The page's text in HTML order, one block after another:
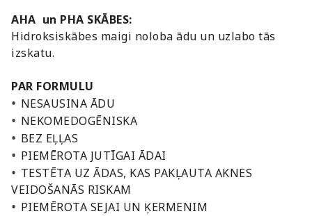
AHA un PHA SKĀBES:
Hidroksiskābes maigi noloba ādu un uzlabo tās
izskatu.
PAR FORMULU
• NESAUSINA ĀDU
• NEKOMEDOGĒNISKA
• BEZ EĻĻAS
• PIEMĒROTA JUTĪGAI ĀDAI
• TESTĒTA UZ ĀDAS, KAS PAKĻAUTA AKNES
VEIDOŠANĀS RISKAM
• PIEMĒROTA SEJAI UN ĶERMENIM